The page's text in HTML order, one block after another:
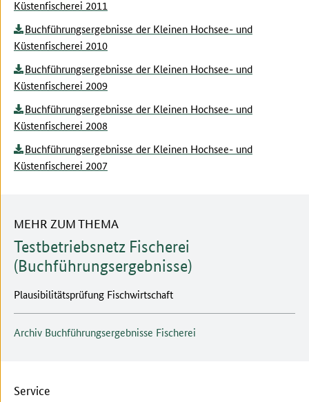
Küstenfischerei 2011
Buchführungsergebnisse der Kleinen Hochsee- und
Küstenfischerei 2010
Buchführungsergebnisse der Kleinen Hochsee- und
Küstenfischerei 2009
Buchführungsergebnisse der Kleinen Hochsee- und
Küstenfischerei 2008
Buchführungsergebnisse der Kleinen Hochsee- und
Küstenfischerei 2007
MEHR ZUM THEMA
Testbetriebsnetz Fischerei
(Buchführungsergebnisse)
Plausibilitätsprüfung Fischwirtschaft
Archiv Buchführungsergebnisse Fischerei
Service